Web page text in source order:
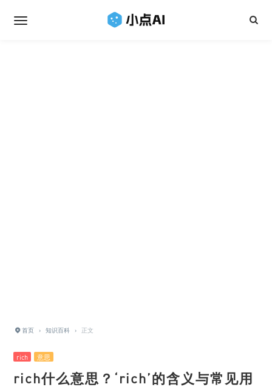
首页 › 知识百科 › 正文
rich 意思
rich什么意思？‘rich’的含义与常见用